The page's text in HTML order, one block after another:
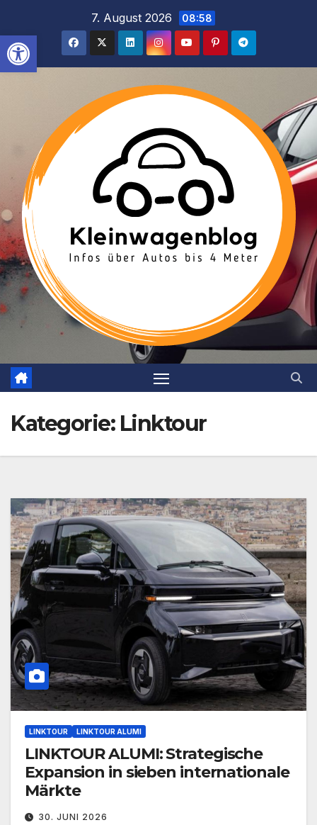
Werkzeugleiste öffnen
springen
7. August 2026 08:58
Kategorie: Linktour
LINKTOUR LINKTOUR ALUMI
LINKTOUR ALUMI: Strategische
Expansion in sieben internationale
Märkte
30. JUNI 2026